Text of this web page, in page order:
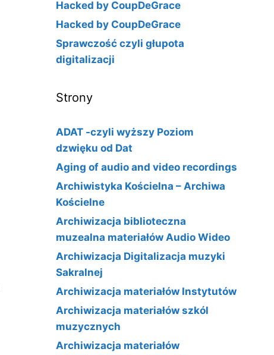
Hacked by CoupDeGrace
Hacked by CoupDeGrace
Sprawczość czyli głupota
digitalizacji
Strony
ADAT -czyli wyższy Poziom
dzwięku od Dat
Aging of audio and video recordings
Archiwistyka Kościelna – Archiwa
Kościelne
Archiwizacja biblioteczna
muzealna materiałów Audio Wideo
Archiwizacja Digitalizacja muzyki
Sakralnej
Archiwizacja materiałów Instytutów
Archiwizacja materiałów szkól
muzycznych
Archiwizacja materiałów